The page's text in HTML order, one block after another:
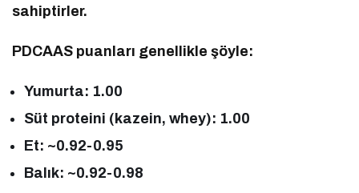
sahiptirler.
PDCAAS puanları genellikle şöyle:
Yumurta: 1.00
Süt proteini (kazein, whey): 1.00
Et: ~0.92-0.95
Balık: ~0.92-0.98